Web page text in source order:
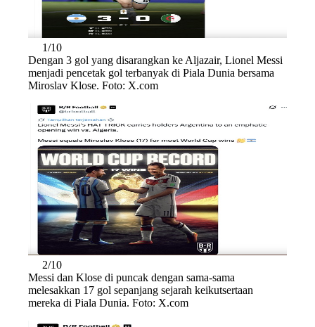
1/10
Dengan 3 gol yang disarangkan ke Aljazair, Lionel Messi
menjadi pencetak gol terbanyak di Piala Dunia bersama
Miroslav Klose. Foto: X.com
2/10
Messi dan Klose di puncak dengan sama-sama
melesakkan 17 gol sepanjang sejarah keikutsertaan
mereka di Piala Dunia. Foto: X.com